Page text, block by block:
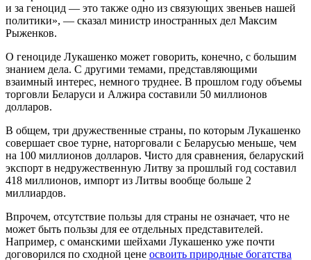
и за геноцид — это также одно из связующих звеньев нашей
политики», — сказал министр иностранных дел Максим
Рыженков.
О геноциде Лукашенко может говорить, конечно, с большим
знанием дела. С другими темами, представляющими
взаимный интерес, немного труднее. В прошлом году объемы
торговли Беларуси и Алжира составили 50 миллионов
долларов.
В общем, три дружественные страны, по которым Лукашенко
совершает свое турне, наторговали с Беларусью меньше, чем
на 100 миллионов долларов. Чисто для сравнения, беларуский
экспорт в недружественную Литву за прошлый год составил
418 миллионов, импорт из Литвы вообще больше 2
миллиардов.
Впрочем, отсутствие пользы для страны не означает, что не
может быть пользы для ее отдельных представителей.
Например, с оманскими шейхами Лукашенко уже почти
договорился по сходной цене освоить природные богатства